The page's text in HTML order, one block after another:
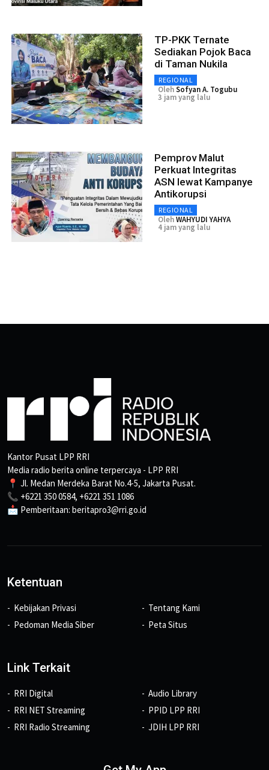
TP-PKK Ternate
Sediakan Pojok Baca
di Taman Nukila
REGIONAL
OlehSofyan A. Togubu
3 jam yang lalu
Pemprov Malut
Perkuat Integritas
ASN lewat Kampanye
Antikorupsi
REGIONAL
OlehWAHYUDI YAHYA
4 jam yang lalu
Kantor Pusat LPP RRI
Media radio berita online terpercaya - LPP RRI
📍 Jl. Medan Merdeka Barat No.4-5, Jakarta Pusat.
📞 +6221 350 0584, +6221 351 1086
📩 Pemberitaan: beritapro3@rri.go.id
Ketentuan
Kebijakan Privasi
Pedoman Media Siber
Tentang Kami
Peta Situs
Link Terkait
RRI Digital
RRI NET Streaming
RRI Radio Streaming
Audio Library
PPID LPP RRI
JDIH LPP RRI